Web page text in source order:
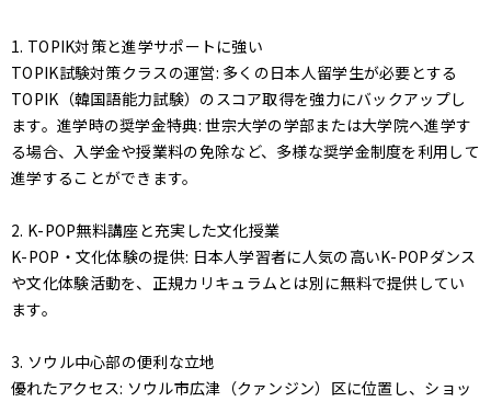
1. TOPIK対策と進学サポートに強い
TOPIK試験対策クラスの運営: 多くの日本人留学生が必要とする
TOPIK（韓国語能力試験）のスコア取得を強力にバックアップし
ます。進学時の奨学金特典: 世宗大学の学部または大学院へ進学す
る場合、入学金や授業料の免除など、多様な奨学金制度を利用して
進学することができます。
2. K-POP無料講座と充実した文化授業
K-POP・文化体験の提供: 日本人学習者に人気の高いK-POPダンス
や文化体験活動を、正規カリキュラムとは別に無料で提供してい
ます。
3. ソウル中心部の便利な立地
優れたアクセス: ソウル市広津（クァンジン）区に位置し、ショッ